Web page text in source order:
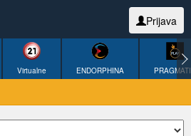
Prijava
Virtualne ENDORPHINA